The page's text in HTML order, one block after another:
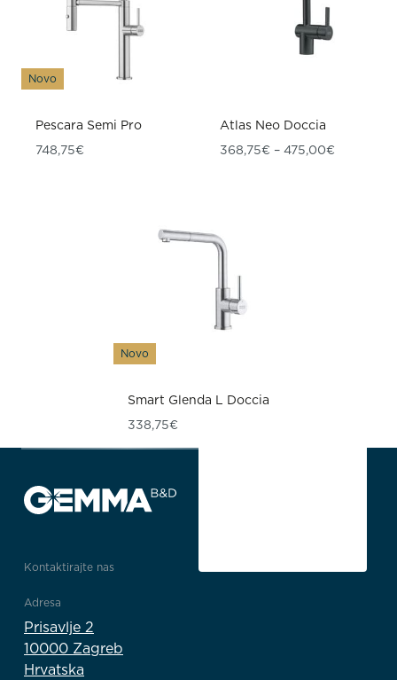
Novo
Pescara Semi Pro
748,75€
Atlas Neo Doccia
368,75€ – 475,00€
Novo
Smart Glenda L Doccia
338,75€
Kontaktirajte nas
Adresa
Prisavlje 2
10000 Zagreb
Hrvatska